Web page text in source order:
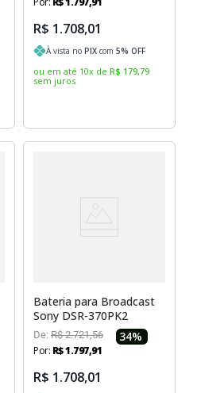
R$ 1.708,01
À vista no PIX com 5% OFF
ou em até 10x de R$ 179,79
sem juros
Bateria para Broadcast
Sony DSR-370PK2
De: R$ 2.721,56 34%
Por: R$1.797,91
R$ 1.708,01